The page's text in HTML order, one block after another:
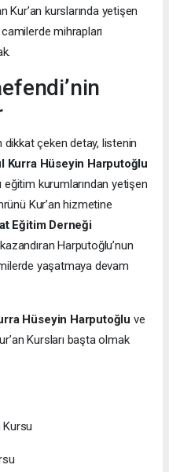
Kur’an kurslarında yetişen
mihrapları
dikkat çeken detay, listenin
Kurra Hüseyin Harputoğlu
eğitim kurumlarından yetişen
Kur’an hizmetine
Eğitim Derneği
Harputoğlu’nun
yaşatmaya devam
Hüseyin Harputoğlu ve
Kursları başta olmak
Kursu